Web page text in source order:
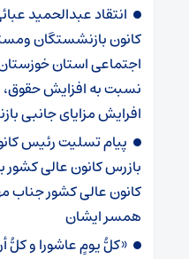
انتقاد عبدالحمید
کانون بازنشستگان
اجتماعی استان
نسبت به افزایش
افرایش مزایای جانبی
پیام تسلیت رئیس
بازرس کانون عالی کشور
کانون عالی کشور
همسر ایشان
«کلُّ یومٍ عاشورا و کلُّ